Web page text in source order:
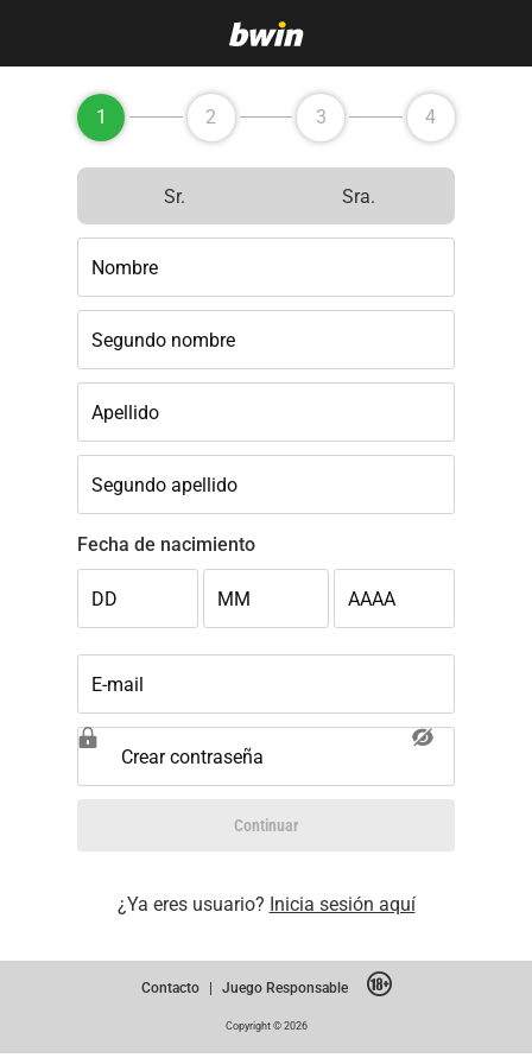
1 2 3 4
Sr. Sra.
Nombre
Segundo nombre
Apellido
Segundo apellido
Fecha de nacimiento
DD MM AAAA
E-mail
Crear contraseña
Continuar
¿Ya eres usuario? Inicia sesión aquí
Contacto | Juego Responsable
Copyright © 2026